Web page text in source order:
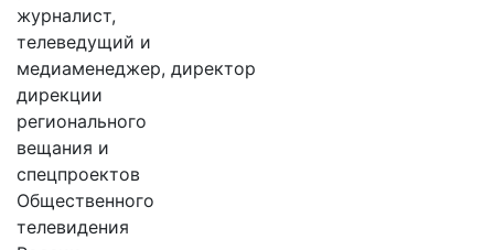
журналист,
телеведущий и
медиаменеджер, директор
дирекции
регионального
вещания и
спецпроектов
Общественного
телевидения